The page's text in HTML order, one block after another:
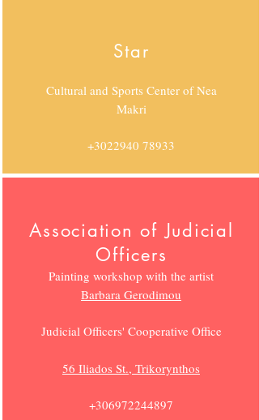
Star
Cultural and Sports Center of Nea
Makri
+3022940 78933
Association of Judicial
Officers
Painting workshop with the artist
Barbara Gerodimou
Judicial Officers' Cooperative Office
56 Iliados St., Trikorynthos
+306972244897